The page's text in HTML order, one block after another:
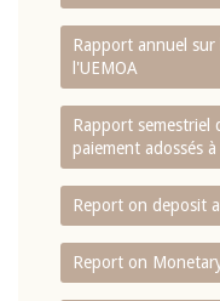
Rapport annuel
l'UEMOA
Rapport semestriel
paiement adossés
Report on deposit
Report on